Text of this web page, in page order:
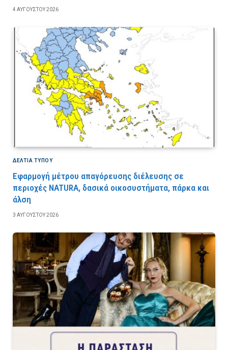
4 ΑΥΓΟΎΣΤΟΥ 2026
ΔΕΛΤΙΑ ΤΥΠΟΥ
Εφαρμογή μέτρου απαγόρευσης διέλευσης σε
περιοχές NATURA, δασικά οικοσυστήματα, πάρκα και
άλση
3 ΑΥΓΟΎΣΤΟΥ 2026